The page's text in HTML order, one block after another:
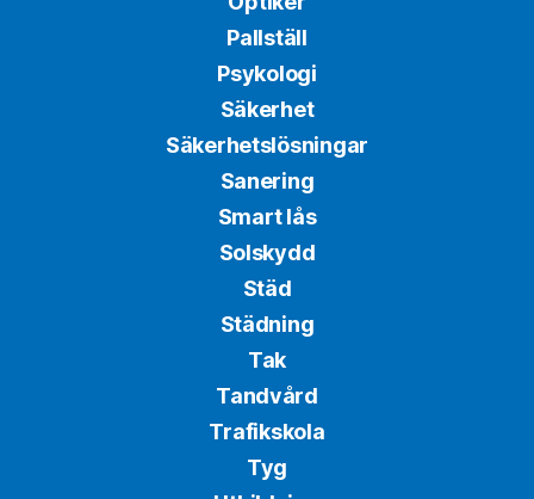
Pallställ
Psykologi
Säkerhet
Säkerhetslösningar
Sanering
Smart lås
Solskydd
Städ
Städning
Tak
Tandvård
Trafikskola
Tyg